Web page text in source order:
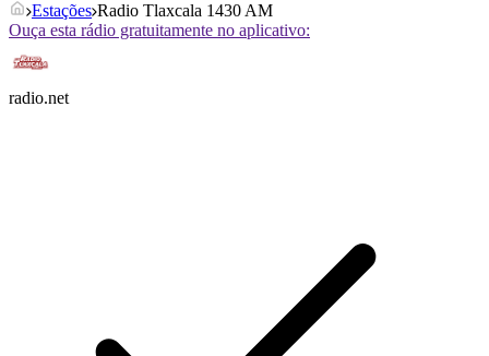
Estações Radio Tlaxcala 1430 AM
Ouça esta rádio gratuitamente no aplicativo:
radio.net